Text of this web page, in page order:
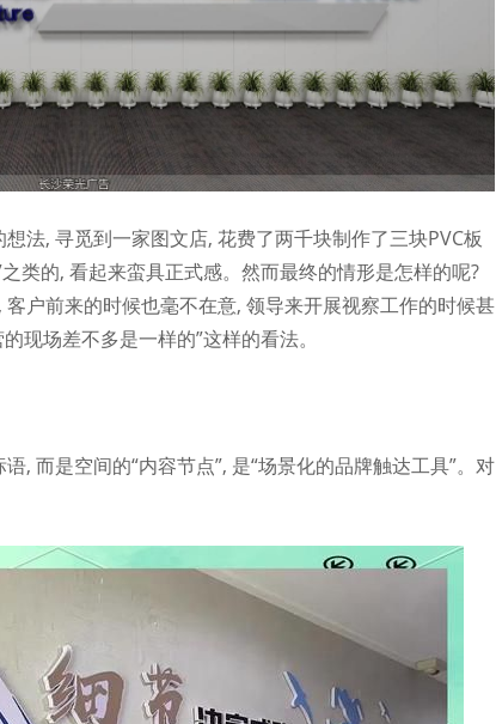
法, 寻觅到一家图文店, 花费了两千块制作了三块PVC板
类的, 看起来蛮具正式感。然而最终的情形是怎样的呢?
户前来的时候也毫不在意, 领导来开展视察工作的时候甚
现场差不多是一样的”这样的看法。
, 而是空间的“内容节点”, 是“场景化的品牌触达工具”。对